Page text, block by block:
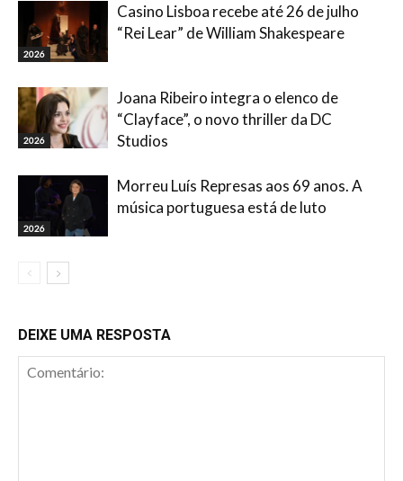
2026
Casino Lisboa recebe até 26 de julho
“Rei Lear” de William Shakespeare
2026
Joana Ribeiro integra o elenco de
“Clayface”, o novo thriller da DC
Studios
2026
Morreu Luís Represas aos 69 anos. A
música portuguesa está de luto
DEIXE UMA RESPOSTA